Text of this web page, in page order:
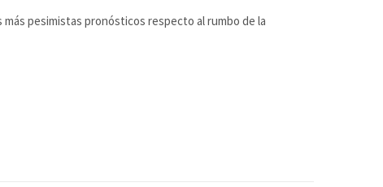
pesimistas pronósticos respecto al rumbo de la